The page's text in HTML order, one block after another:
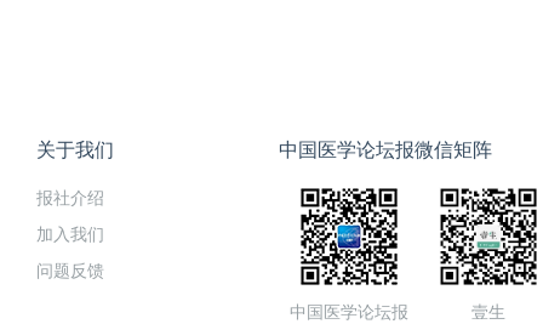
关于我们
报社介绍
加入我们
问题反馈
中国医学论坛报微信矩阵
中国医学论坛报 壹生